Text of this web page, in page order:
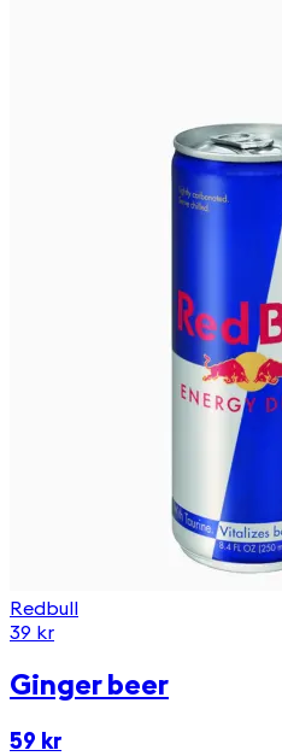
Redbull
39 kr
Ginger beer
59 kr